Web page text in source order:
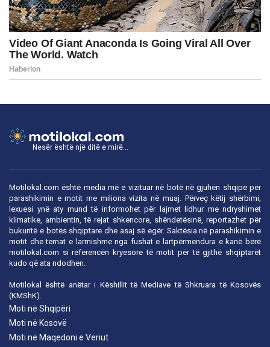
Nesër është një ditë e mirë...
Motilokal.com është media më e vizituar në botë në gjuhën shqipe për
parashikimin e motit me miliona vizita në muaj. Përveç këtij shërbimi,
lexuesi ynë aty mund të informohet për lajmet lidhur me ndryshimet
klimatike, ambientin, të rejat shkencore, shëndetësinë, reportazhet për
bukuritë e botës shqiptare dhe asaj së egër. Saktësia në parashikimin e
motit dhe temat e larmishme nga fushat e lartpërmendura e kanë bërë
motilokal.com si referencën kryesore të motit për të gjithë shqiptarët
kudo që ata ndodhen.
Motilokal është anëtar i Këshillit të Mediave të Shkruara të Kosovës
(KMShK).
Moti në Shqipëri
Moti në Kosovë
Moti në Maqedoni e Veriut